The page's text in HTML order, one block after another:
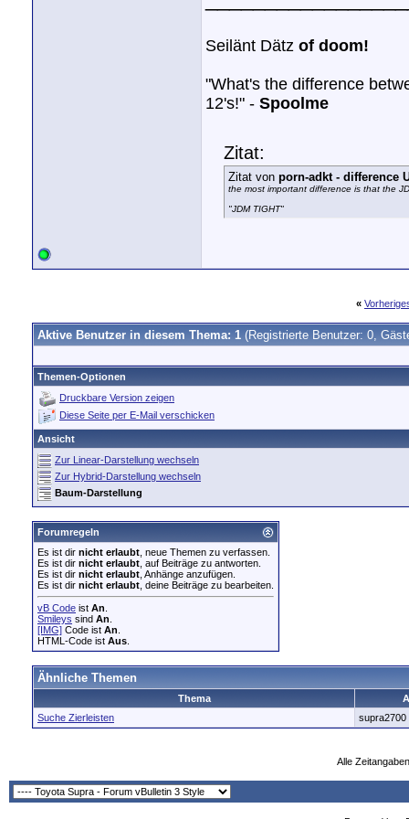
Seilänt Dätz of doom!
"What's the difference
12's!" - Spoolme
Zitat:
Zitat von porn-adkt - difference
the most important difference is that the
"JDM TIGHT"
«
Aktive Benutzer in diesem Thema: 1 (Registrierte Benutzer: 0,
Themen-Optionen
Druckbare Version zeigen
Diese Seite per E-Mail verschicken
Ansicht
Zur Linear-Darstellung wechseln
Zur Hybrid-Darstellung wechseln
Baum-Darstellung
Forumregeln
Es ist dir nicht erlaubt , neue Themen zu verfassen.
Es ist dir nicht erlaubt , auf Beiträge zu antworten.
Es ist dir nicht erlaubt , Anhänge anzufügen.
Es ist dir nicht erlaubt , deine Beiträge zu bearbeiten.
vB Code ist An
Smileys sind An
[IMG] Code ist An
HTML-Code ist Aus
Ähnliche Themen
Thema
Suche Zierleisten
supra2700
Alle